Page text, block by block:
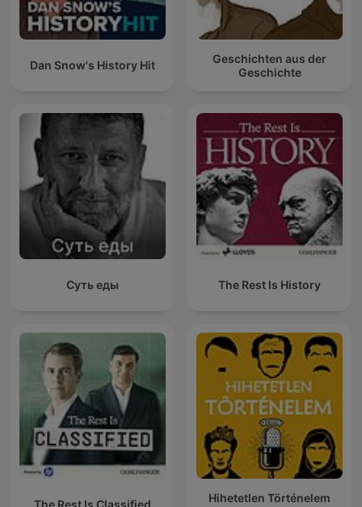
Dan Snow's History Hit
Geschichten aus der
Geschichte
Суть еды The Rest Is History
Hihetetlen Történelem